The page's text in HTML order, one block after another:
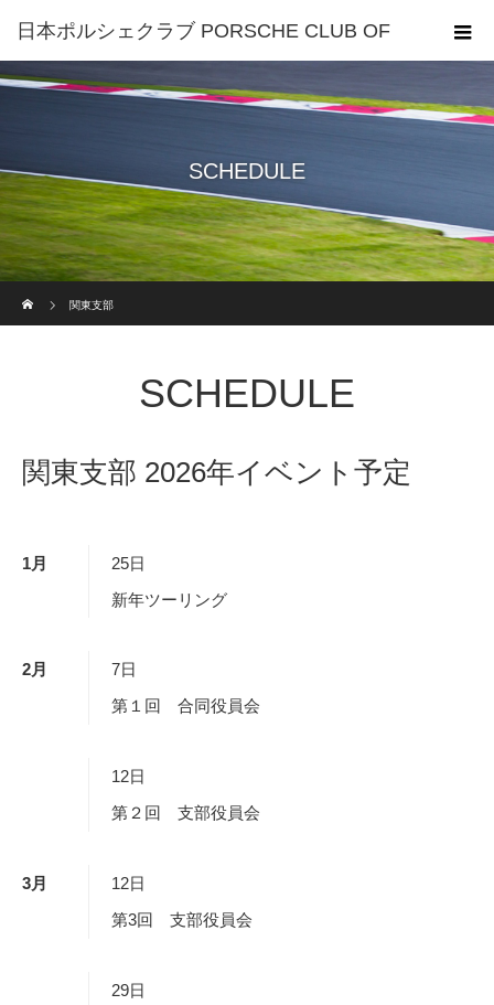
日本ポルシェクラブ PORSCHE CLUB OF
JAPAN
SCHEDULE
関東支部
SCHEDULE
関東支部 2026年イベント予定
1月
25日
新年ツーリング
2月
7日
第１回 合同役員会
12日
第２回 支部役員会
3月
12日
第3回 支部役員会
29日